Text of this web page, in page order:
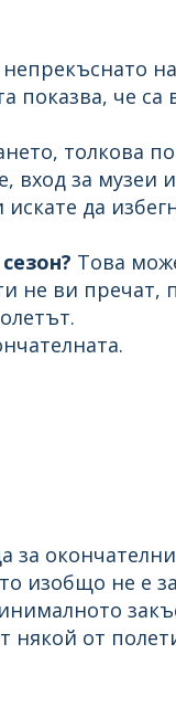
непрекъснато
показва, че
толкова
вход за музеи
да
Това
не ви пречат,
изобщо не е
от